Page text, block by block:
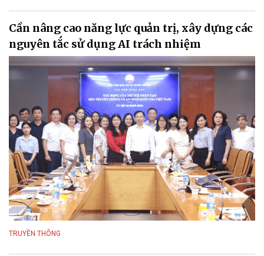
Cần nâng cao năng lực quản trị, xây dựng các
nguyên tắc sử dụng AI trách nhiệm
TRUYỀN THÔNG